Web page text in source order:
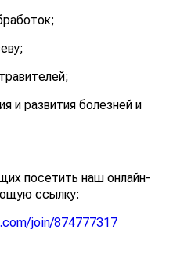
и развития болезней и
посетить наш онлайн-
ссылку:
join/874777317